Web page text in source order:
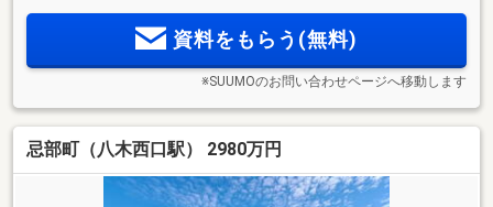
資料をもらう(無料)
※SUUMOのお問い合わせページへ移動します
忌部町（八木西口駅） 2980万円